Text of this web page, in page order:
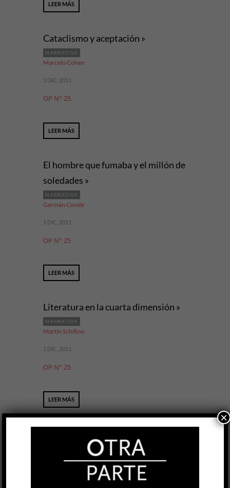
LEER MÁS
Cataclismo y aceptación »
NARRATIVA
Marcelo Cohen
1 DIC, 2011
OP N° 25
LEER MÁS
El hombre que fumaba y el millón de
soledades »
NARRATIVA
Germán Conde
1 DIC, 2011
OP N° 25
LEER MÁS
Literatura en la cuarta dimensión »
NARRATIVA
Martín Schifino
1 DIC, 2011
OP N° 25
LEER MÁS
Graciela Speranza
×